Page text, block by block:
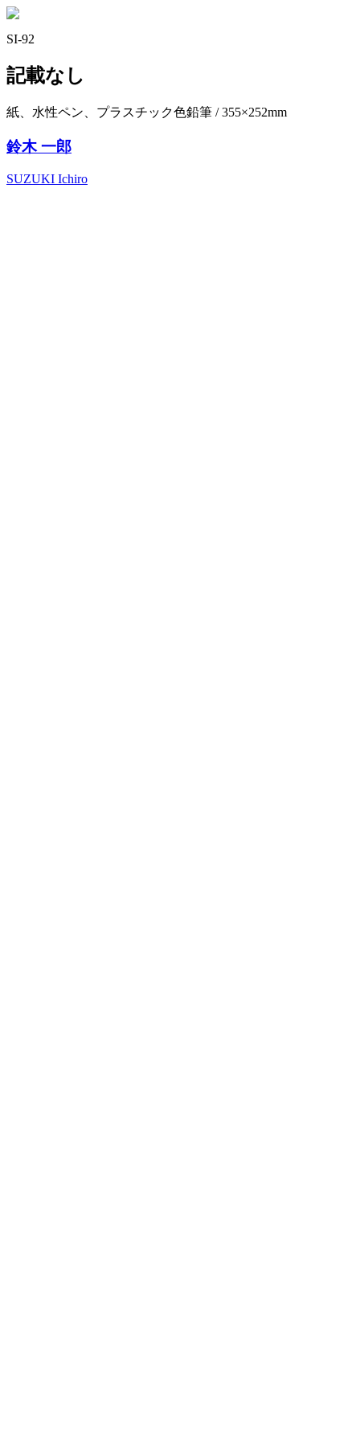
SI-92
記載なし
紙、水性ペン、プラスチック色鉛筆 / 355×252mm
鈴木 一郎
SUZUKI Ichiro